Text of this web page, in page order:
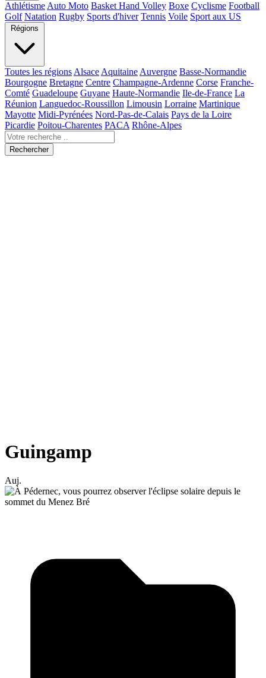
Athlétisme Auto Moto Basket Hand Volley Boxe Cyclisme Football
Golf Natation Rugby Sports d'hiver Tennis Voile Sport aux US
Régions
Toutes les régions Alsace Aquitaine Auvergne Basse-Normandie
Bourgogne Bretagne Centre Champagne-Ardenne Corse Franche-
Comté Guadeloupe Guyane Haute-Normandie Ile-de-France La
Réunion Languedoc-Roussillon Limousin Lorraine Martinique
Mayotte Midi-Pyrénées Nord-Pas-de-Calais Pays de la Loire
Picardie Poitou-Charentes PACA Rhône-Alpes
Rechercher
Guingamp
Auj.